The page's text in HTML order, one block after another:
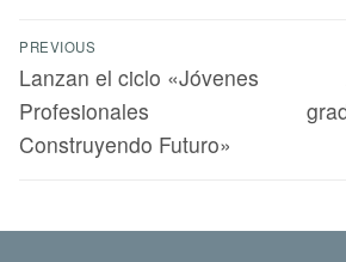
PREVIOUS
Lanzan el ciclo «Jóvenes
Profesionales
Construyendo Futuro»